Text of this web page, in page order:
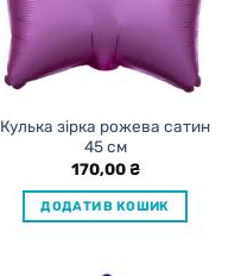
Кулька зірка рожева сатин
45 см
170,00₴
ДОДАТИ В КОШИК